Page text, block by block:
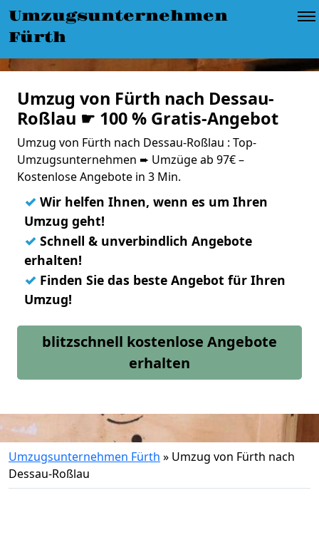
Umzugsunternehmen
Fürth
Umzug von Fürth nach Dessau-
Roßlau ☛ 100 % Gratis-Angebot
Umzug von Fürth nach Dessau-Roßlau : Top-
Umzugsunternehmen ➨ Umzüge ab 97€ –
Kostenlose Angebote in 3 Min.
✓ Wir helfen Ihnen, wenn es um Ihren
Umzug geht!
✓ Schnell & unverbindlich Angebote
erhalten!
✓ Finden Sie das beste Angebot für Ihren
Umzug!
blitzschnell kostenlose Angebote
erhalten
Umzugsunternehmen Fürth » Umzug von Fürth nach
Dessau-Roßlau